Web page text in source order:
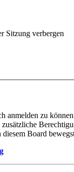
Sitzung verbergen
anmelden zu
Board